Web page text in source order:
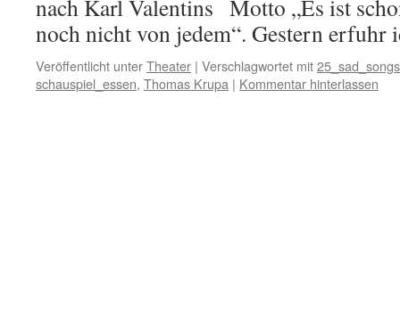
nach Karl Valentins Motto „Es ist
noch nicht von jedem“. Gestern
Veröffentlicht unterTheater | Verschlagwortet mit25_sad_songs
schauspiel_essen, Thomas Krupa | Kommentar hinterlassen